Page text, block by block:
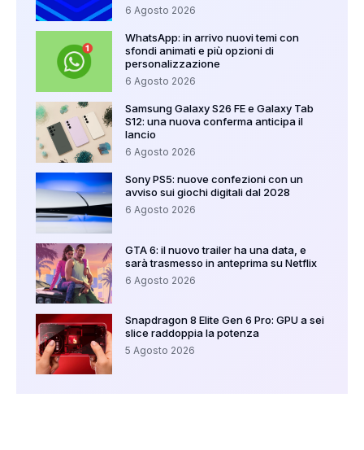
6 Agosto 2026
WhatsApp: in arrivo nuovi temi con
sfondi animati e più opzioni di
personalizzazione
6 Agosto 2026
Samsung Galaxy S26 FE e Galaxy Tab
S12: una nuova conferma anticipa il
lancio
6 Agosto 2026
Sony PS5: nuove confezioni con un
avviso sui giochi digitali dal 2028
6 Agosto 2026
GTA 6: il nuovo trailer ha una data, e
sarà trasmesso in anteprima su Netflix
6 Agosto 2026
Snapdragon 8 Elite Gen 6 Pro: GPU a sei
slice raddoppia la potenza
5 Agosto 2026